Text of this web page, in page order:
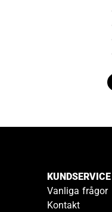
KUNDSERVICE
Vanliga frågor
Kontakt